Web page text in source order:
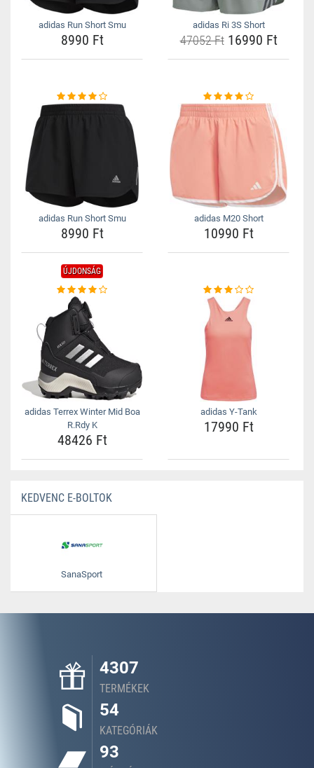
adidas Run Short Smu
8990 Ft
adidas Ri 3S Short
47052 Ft16990 Ft
adidas Run Short Smu
8990 Ft
adidas M20 Short
10990 Ft
ÚJDONSÁG
adidas Terrex Winter Mid Boa
R.Rdy K
48426 Ft
adidas Y-Tank
17990 Ft
KEDVENC E-BOLTOK
SanaSport
4307
TERMÉKEK
54
KATEGÓRIÁK
93